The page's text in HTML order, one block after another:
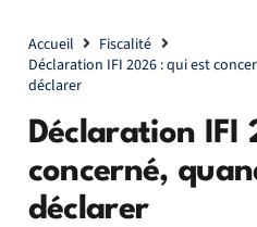
Accueil
Fiscalité
Déclaration IFI 2026 : qui est
déclarer
Déclaration IFI
concerné,
déclarer